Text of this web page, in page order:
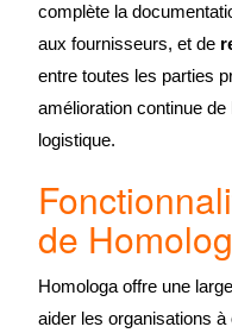
complète la
aux fournisseurs, et de
entre toutes les parties
amélioration continue
logistique.
de
Homologa offre une
aider les organisations à